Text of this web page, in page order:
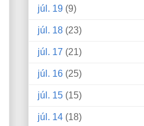
júl. 19 (9)
júl. 18 (23)
júl. 17 (21)
júl. 16 (25)
júl. 15 (15)
júl. 14 (18)